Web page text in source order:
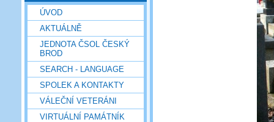
ÚVOD
AKTUÁLNĚ
JEDNOTA ČSOL ČESKÝ
BROD
SEARCH - LANGUAGE
SPOLEK A KONTAKTY
VÁLEČNÍ VETERÁNI
VIRTUÁLNÍ PAMÁTNÍK